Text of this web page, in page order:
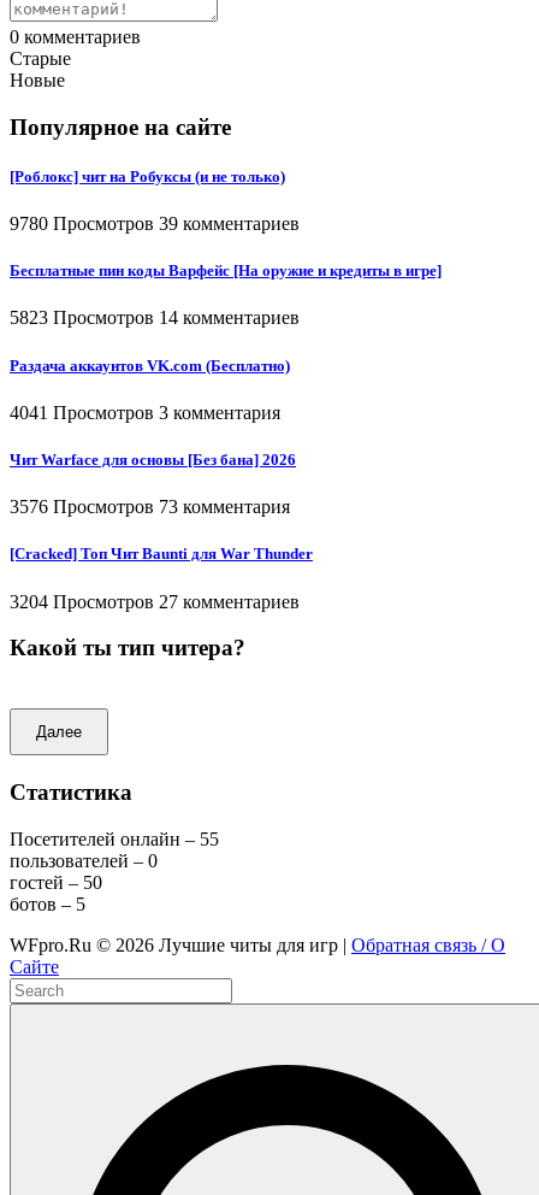
0 комментариев
Старые
Новые
Популярное на сайте
[Роблокс] чит на Робуксы (и не только)
9780 Просмотров 39 комментариев
Бесплатные пин коды Варфейс [На оружие и кредиты в игре]
5823 Просмотров 14 комментариев
Раздача аккаунтов VK.com (Бесплатно)
4041 Просмотров 3 комментария
Чит Warface для основы [Без бана] 2026
3576 Просмотров 73 комментария
[Cracked] Топ Чит Baunti для War Thunder
3204 Просмотров 27 комментариев
Какой ты тип читера?
Далее
Статистика
Посетителей онлайн – 55
пользователей – 0
гостей – 50
ботов – 5
WFpro.Ru © 2026 Лучшие читы для игр | Обратная связь / О
Сайте